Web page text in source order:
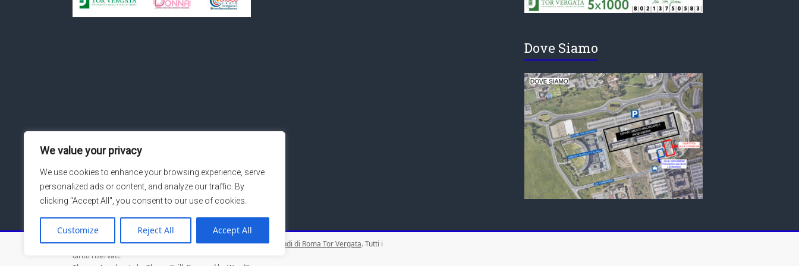
We value your privacy
We use cookies to enhance your browsing experience, serve
personalized ads or content, and analyze our traffic. By
clicking "Accept All", you consent to our use of cookies.
Customize Reject All Accept All
Dove Siamo
Copyright © 2026Macroarea di Ingegneria – Università degli Studi di Roma Tor Vergata. Tutti i
diritti riservati.